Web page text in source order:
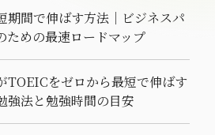
期間で伸ばす方法｜ビジネスパ
ための最速ロードマップ
TOEICをゼロから最短で伸ばす
強法と勉強時間の目安